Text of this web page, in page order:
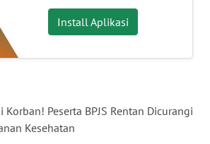
Install Aplikasi
Korban! Peserta BPJS Rentan Dicurangi
Kesehatan